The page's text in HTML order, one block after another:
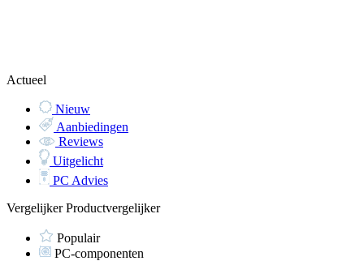
Actueel
Nieuw
Aanbiedingen
Reviews
Uitgelicht
PC Advies
VergelijkerProductvergelijker
Populair
PC-componenten